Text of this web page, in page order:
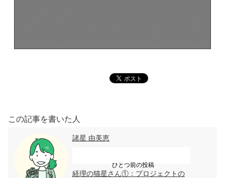
この記事を書いた人
諸星 由美恵
ひとつ前の投稿
経理の猫星さん①：プロジェクトの